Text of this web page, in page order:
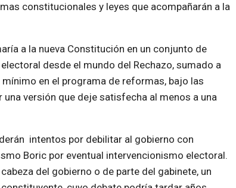
constitucionales y leyes que acompañarán a la
a la nueva Constitución en un conjunto de
desde el mundo del Rechazo, sumado a
en el programa de reformas, bajo las
versión que deje satisfecha al menos a una
intentos por debilitar al gobierno con
Boric por eventual intervencionismo electoral.
del gobierno o de parte del gabinete, un